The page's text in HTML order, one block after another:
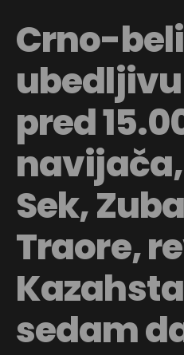
Crno-
pred
Sek,
Traore,
sedam